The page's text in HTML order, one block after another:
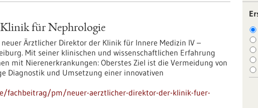
für Nephrologie
Ärztlicher Direktor der Klinik für Innere Medizin IV –
Mit seiner klinischen und wissenschaftlichen Erfahrung
mit Nierenerkrankungen: Oberstes Ziel ist die Vermeidung von
Diagnostik und Umsetzung einer innovativen
fachbeitrag/pm/neuer-aerztlicher-direktor-der-klinik-fuer-